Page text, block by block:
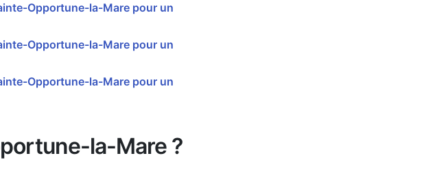
Opportune-la-Mare pour un
Opportune-la-Mare pour un
Opportune-la-Mare pour un
la-Mare ?